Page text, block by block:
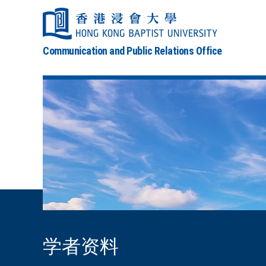
Communication and Public Relations Office
学者资料